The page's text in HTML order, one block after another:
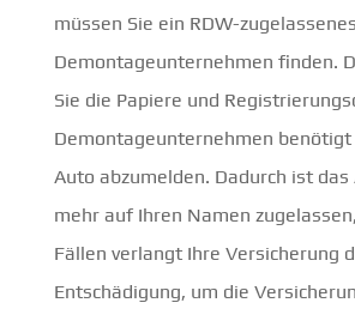
müssen Sie ein RDW-zugelassenes
Demontageunternehmen finden.
Sie die Papiere und
Demontageunternehmen benötigt
Auto abzumelden. Dadurch ist
mehr auf Ihren Namen
Fällen verlangt Ihre Versicherung
Entschädigung, um die